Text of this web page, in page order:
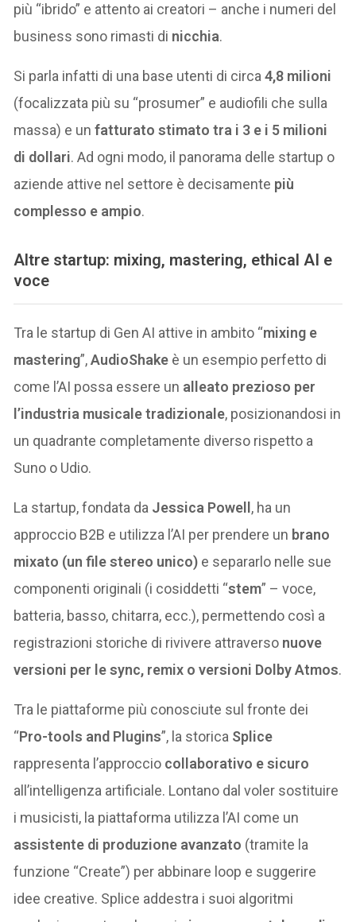
più “ibrido” e attento ai creatori – anche i numeri del
business sono rimasti di nicchia.
Si parla infatti di una base utenti di circa4,8 milioni
(focalizzata più su “prosumer” e audiofili che sulla
massa) e unfatturato stimato tra i 3 e i 5 milioni
di dollari. Ad ogni modo, il panorama delle startup o
aziende attive nel settore è decisamente più
complesso e ampio.
Altre startup: mixing, mastering, ethical AI e
voce
Tra le startup di Gen AI attive in ambito “mixing e
mastering”,AudioShake è un esempio perfetto di
come l’AI possa essere un alleato prezioso per
l’industria musicale tradizionale, posizionandosi in
un quadrante completamente diverso rispetto a
Suno o Udio.
La startup, fondata da Jessica Powell , ha un
approccio B2B e utilizza l’AI per prendere un brano
mixato (un file stereo unico) e separarlo nelle sue
componenti originali (i cosiddetti “stem” – voce,
batteria, basso, chitarra, ecc.), permettendo così a
registrazioni storiche di rivivere attraverso nuove
versioni per le sync, remix o versioni Dolby Atmos.
Tra le piattaforme più conosciute sul fronte dei
“Pro-tools and Plugins”, la storica Splice
rappresenta l’approccio collaborativo e sicuro
all’intelligenza artificiale. Lontano dal voler sostituire
i musicisti, la piattaforma utilizza l’AI come un
assistente di produzione avanzato (tramite la
funzione “Create”) per abbinare loop e suggerire
idee creative. Splice addestra i suoi algoritmi